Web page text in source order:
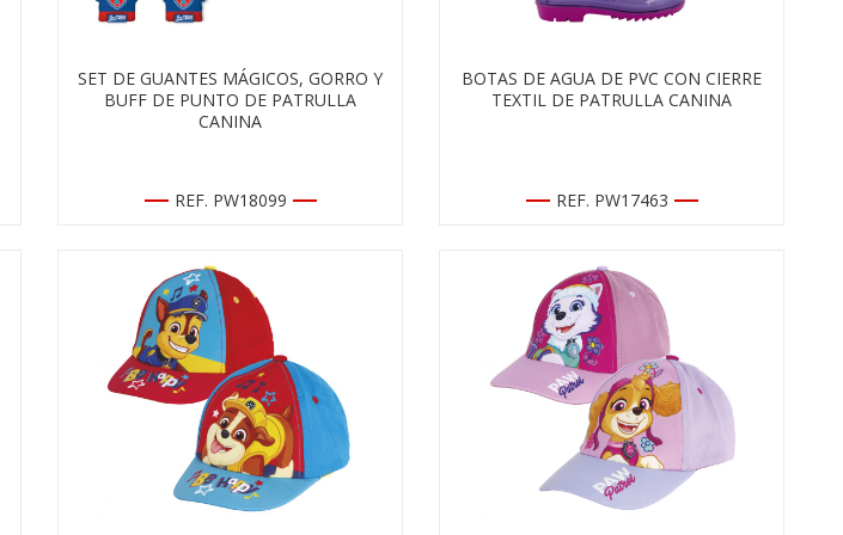
SET DE GUANTES MÁGICOS, GORRO Y
BUFF DE PUNTO DE PATRULLA
CANINA
REF. PW18099
BOTAS DE AGUA DE PVC CON CIERRE
TEXTIL DE PATRULLA CANINA
REF. PW17463